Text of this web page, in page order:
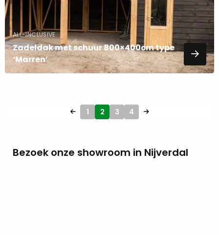
ALL-INCLUSIVE
Zadeldak met schuur 800×400cm type
‘Marren’
1 2 3 4
Bezoek onze showroom in Nijverdal